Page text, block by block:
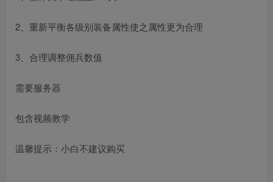
2、重新平衡各级别装备属性使之属性更为合理
3、合理调整佣兵数值
需要服务器
包含视频教学
温馨提示：小白不建议购买